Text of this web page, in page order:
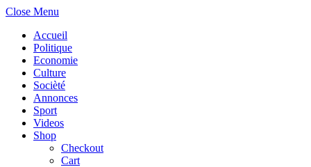
Close Menu
Accueil
Politique
Economie
Culture
Socièté
Annonces
Sport
Videos
Shop
Checkout
Cart